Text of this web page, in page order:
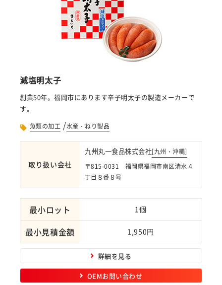
減塩明太子
創業50年。福岡市にあります辛子明太子の製造メーカーで
す。
魚類の加工 /水産・ねり製品
取り扱い会社
九州丸一食品株式会社[九州・沖縄]
〒815-0031 福岡県福岡市南区清水４
丁目８番８号
最小ロット 1個
最小見積金額 1,950円
詳細を見る
OEMお問い合わせ